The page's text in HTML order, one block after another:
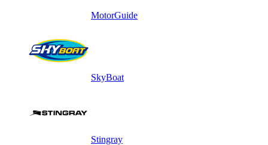
MotorGuide
SkyBoat
Stingray